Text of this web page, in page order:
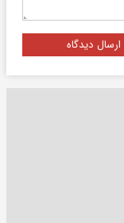
ارسال دیدگاه